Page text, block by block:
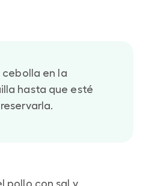
cebolla en la
hasta que esté
pollo con sal y